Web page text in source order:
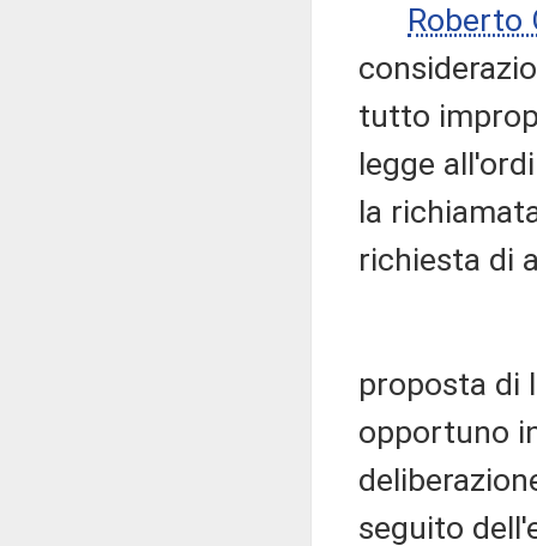
Roberto
tutto
legge
la
richiesta di
proposta di
opportuno
seguito